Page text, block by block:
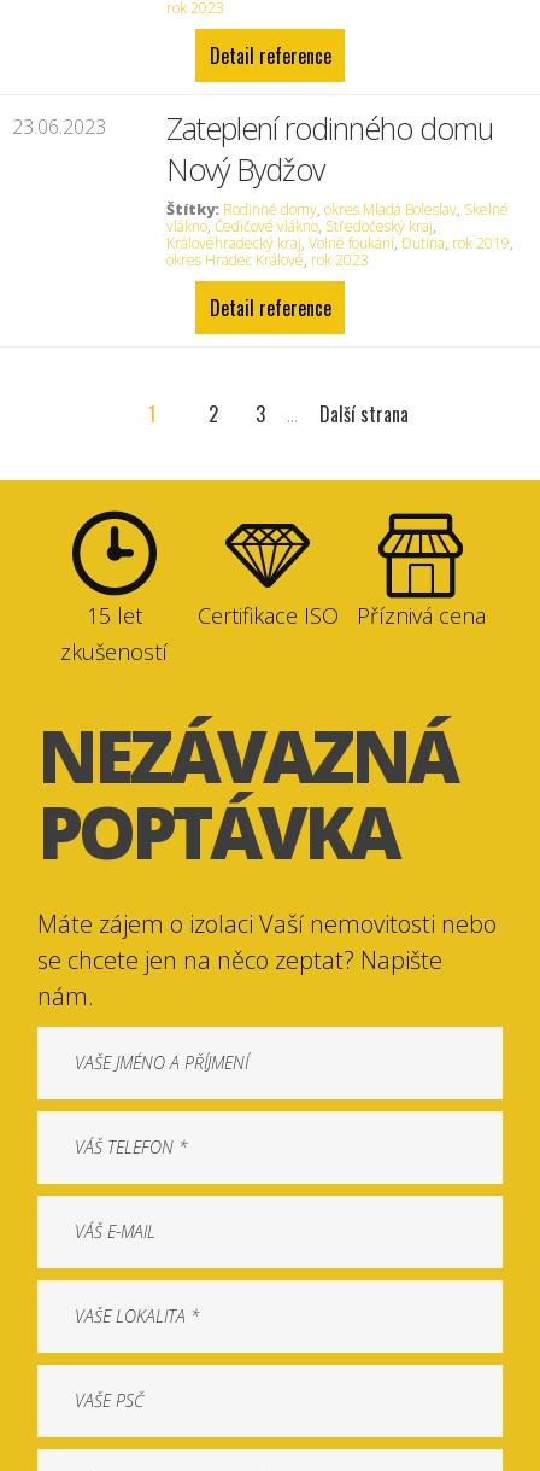
rok 2023
Detail reference
23.06.2023
Zateplení rodinného domu
Nový Bydžov
Štítky: Rodinné domy,okres Mladá Boleslav, Skelné
vlákno,Čedičové vlákno, Středočeský kraj,
Královéhradecký kraj,Volné foukání, Dutina, rok 2019,
okres Hradec Králové, rok 2023
Detail reference
1 2 3 ... Další strana
15 let
zkušeností
Certifikace ISO Příznivá cena
NEZÁVAZNÁ
POPTÁVKA
Máte zájem o izolaci Vaší nemovitosti nebo
se chcete jen na něco zeptat? Napište
nám.